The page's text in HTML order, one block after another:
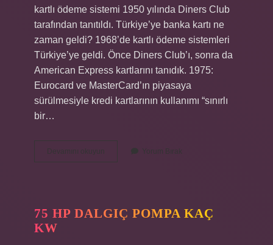
kartlı ödeme sistemi 1950 yılında Diners Club
tarafından tanıtıldı. Türkiye’ye banka kartı ne
zaman geldi? 1968’de kartlı ödeme sistemleri
Türkiye’ye geldi. Önce Diners Club’ı, sonra da
American Express kartlarını tanıdık. 1975:
Eurocard ve MasterCard’ın piyasaya
sürülmesiyle kredi kartlarının kullanımı “sınırlı
bir…
Devamını okuyun
Türkiyede
Ilk
Çıktı
Yorum Bırak
75 HP DALGIÇ POMPA KAÇ
KW